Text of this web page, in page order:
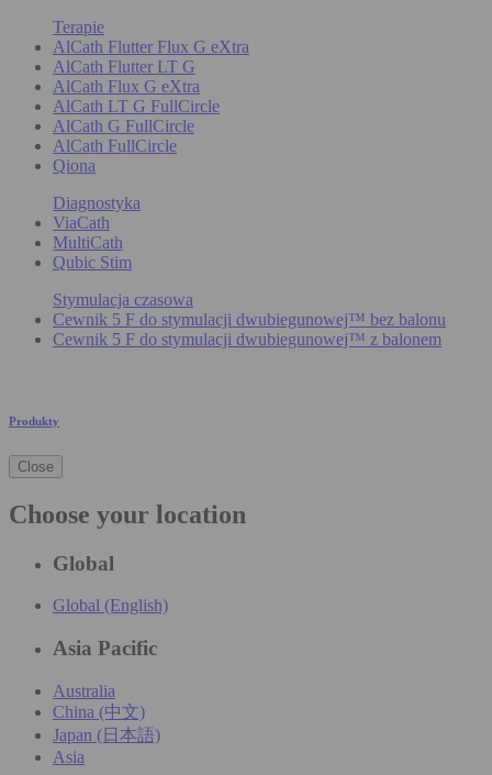
Terapie
AlCath Flutter Flux G eXtra
AlCath Flutter LT G
AlCath Flux G eXtra
AlCath LT G FullCircle
AlCath G FullCircle
AlCath FullCircle
Qiona
Diagnostyka
ViaCath
MultiCath
Qubic Stim
Stymulacja czasowa
Cewnik 5 F do stymulacji dwubiegunowej™ bez balonu
Cewnik 5 F do stymulacji dwubiegunowej™ z balonem
Produkty
Close
Choose your location
Global
Global (English)
Asia Pacific
Australia
China (中文)
Japan (日本語)
Asia